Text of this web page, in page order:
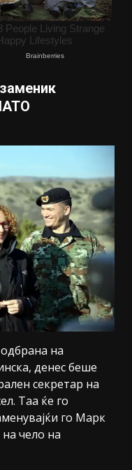
на
денес беше
секретар на
Таа ќе го
го Марк
чело на